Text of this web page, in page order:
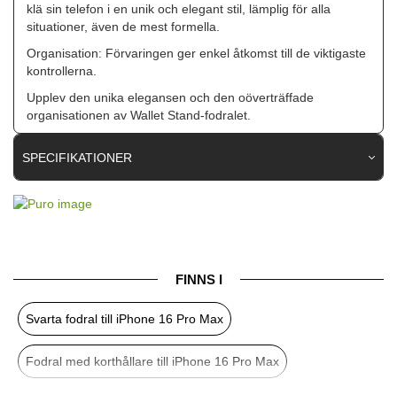
klä sin telefon i en unik och elegant stil, lämplig för alla
situationer, även de mest formella.
Organisation: Förvaringen ger enkel åtkomst till de viktigaste
kontrollerna.
Upplev den unika elegansen och den oöverträffade
organisationen av Wallet Stand-fodralet.
SPECIFIKATIONER
Färg
Konstläder, Mjukplast (TPU)
Varumärke
FINNS I
Svarta fodral till iPhone 16 Pro Max
Fodral med korthållare till iPhone 16 Pro Max